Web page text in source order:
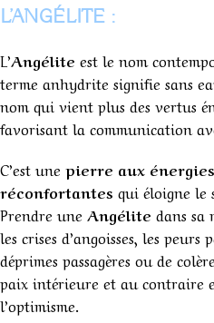
L’ANGÉLITE :
L’Angélite est le nom
terme anhydrite signifie sans
nom qui vient plus des vertus
favorisant la communication
C’est une pierre aux
réconfortantes qui éloigne le
Prendre une Angélite dans sa
les crises d’angoisses, les
déprimes passagères ou de
paix intérieure et au contraire
l’optimisme.